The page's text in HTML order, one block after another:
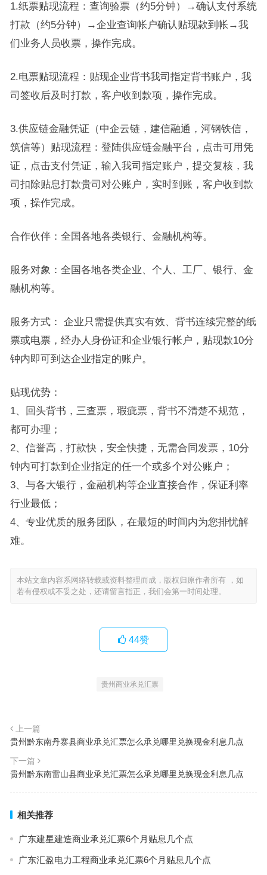
1.纸票贴现流程：查询验票（约5分钟）→确认支付系统
打款（约5分钟）→企业查询帐户确认贴现款到帐→我
们业务人员收票，操作完成。
2.电票贴现流程：贴现企业背书我司指定背书账户，我
司签收后及时打款，客户收到款项，操作完成。
3.供应链金融凭证（中企云链，建信融通，河钢铁信，
筑信等）贴现流程：登陆供应链金融平台，点击可用凭
证，点击支付凭证，输入我司指定账户，提交复核，我
司扣除贴息打款贵司对公账户，实时到账，客户收到款
项，操作完成。
合作伙伴：全国各地各类银行、金融机构等。
服务对象：全国各地各类企业、个人、工厂、银行、金
融机构等。
服务方式： 企业只需提供真实有效、背书连续完整的纸
票或电票，经办人身份证和企业银行帐户，贴现款10分
钟内即可到达企业指定的账户。
贴现优势：
1、回头背书，三查票，瑕疵票，背书不清楚不规范，
都可办理；
2、信誉高，打款快，安全快捷，无需合同发票，10分
钟内可打款到企业指定的任一个或多个对公账户；
3、与各大银行，金融机构等企业直接合作，保证利率
行业最低；
4、专业优质的服务团队，在最短的时间内为您排忧解
难。
本站文章内容系网络转载或资料整理而成，版权归原作者所有 ，如
若有侵权或不妥之处，还请留言指正，我们会第一时间处理。
44赞
贵州商业承兑汇票
上一篇
贵州黔东南丹寨县商业承兑汇票怎么承兑哪里兑换现金利息几点
下一篇
贵州黔东南雷山县商业承兑汇票怎么承兑哪里兑换现金利息几点
相关推荐
广东建星建造商业承兑汇票6个月贴息几个点
广东汇盈电力工程商业承兑汇票6个月贴息几个点